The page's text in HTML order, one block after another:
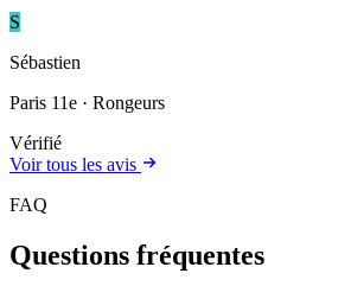
S
Sébastien
Paris 11e · Rongeurs
Vérifié
Voir tous les avis
FAQ
Questions fréquentes